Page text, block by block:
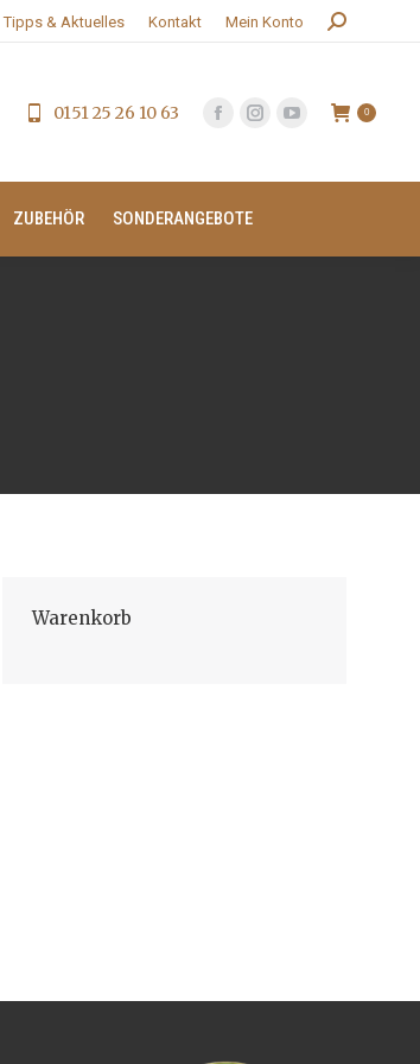
Tipps & Aktuelles Kontakt Mein Konto Search:
0151 25 26 10 63 0
ZUBEHÖR SONDERANGEBOTE
Warenkorb